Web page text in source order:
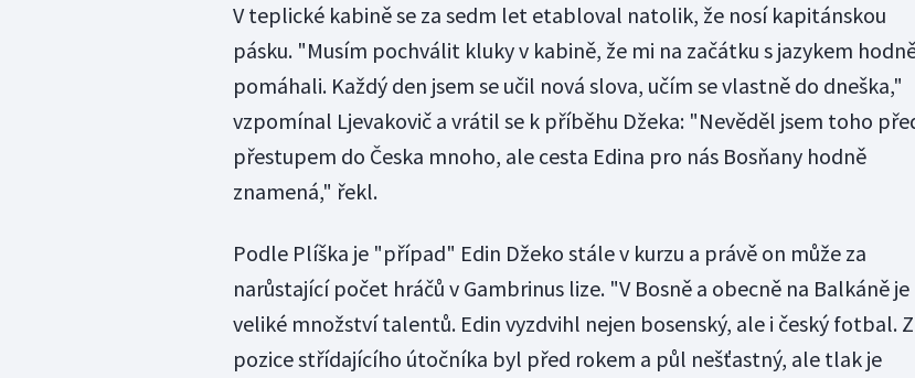
V teplické kabině se za sedm let etabloval natolik, že nosí kapitánskou
pásku. "Musím pochválit kluky v kabině, že mi na začátku s jazykem
pomáhali. Každý den jsem se učil nová slova, učím se vlastně do dneška,"
vzpomínal Ljevakovič a vrátil se k příběhu Džeka: "Nevěděl jsem toho
přestupem do Česka mnoho, ale cesta Edina pro nás Bosňany hodně
znamená," řekl.
Podle Plíška je "případ" Edin Džeko stále v kurzu a právě on může za
narůstající počet hráčů v Gambrinus lize. "V Bosně a obecně na Balkáně je
veliké množství talentů. Edin vyzdvihl nejen bosenský, ale i český fotbal. Z
pozice střídajícího útočníka byl před rokem a půl nešťastný, ale tlak je